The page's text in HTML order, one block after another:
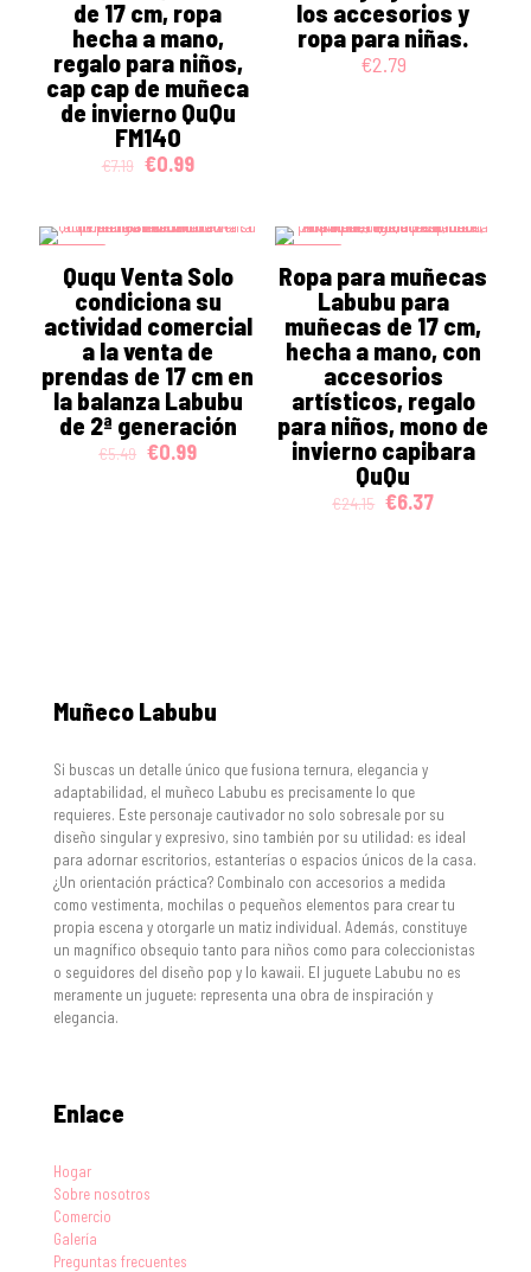
de 17 cm, ropa
hecha a mano,
regalo para niños,
cap cap de muñeca
de invierno QuQu
FM14O
€7.19 Original
€7.19.
€0.99Current
€0.99.
los accesorios y
ropa para niñas.
€2.79
Ququ Venta Solo
condiciona su
actividad comercial
a la venta de
prendas de 17 cm en
la balanza Labubu
de 2ª generación
€5.49 Original
€0.99Current
Ropa para muñecas
Labubu para
muñecas de 17 cm,
hecha a mano, con
accesorios
artísticos, regalo
para niños, mono de
invierno capibara
QuQu
€24.15 Original
€6.37Current
Muñeco Labubu
Si buscas un detalle único que fusiona ternura, elegancia y
adaptabilidad, el muñeco Labubu es precisamente lo que
requieres. Este personaje cautivador no solo sobresale por su
diseño singular y expresivo, sino también por su utilidad: es ideal
para adornar escritorios, estanterías o espacios únicos de la casa.
¿Un orientación práctica? Combinalo con accesorios a medida
como vestimenta, mochilas o pequeños elementos para crear tu
propia escena y otorgarle un matiz individual. Además, constituye
un magnífico obsequio tanto para niños como para coleccionistas
o seguidores del diseño pop y lo kawaii. El juguete Labubu no es
meramente un juguete: representa una obra de inspiración y
elegancia.
Enlace
Hogar
Sobre nosotros
Comercio
Galería
Preguntas frecuentes